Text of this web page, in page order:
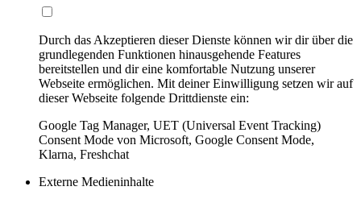
Durch das Akzeptieren dieser Dienste können wir dir über die
grundlegenden Funktionen hinausgehende Features
bereitstellen und dir eine komfortable Nutzung unserer
Webseite ermöglichen. Mit deiner Einwilligung setzen wir auf
dieser Webseite folgende Drittdienste ein:
Google Tag Manager, UET (Universal Event Tracking)
Consent Mode von Microsoft, Google Consent Mode,
Klarna, Freshchat
Externe Medieninhalte